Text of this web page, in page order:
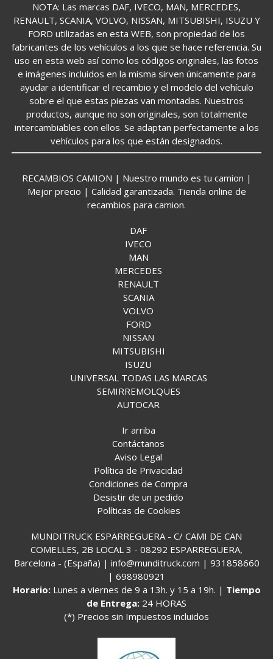
NOTA: Las marcas DAF, IVECO, MAN, MERCEDES,
RENAULT, SCANIA, VOLVO, NISSAN, MITSUBISHI, ISUZU Y
FORD utilizadas en esta WEB, son propiedad de los
fabricantes de los vehículos a los que se hace referencia. Su
uso en esta web así como los códigos originales, las fotos
e imágenes incluidos en la misma sirven únicamente para
ayudar a identificar el recambio y el modelo del vehículo
sobre el que estas piezas van montadas. Nuestros
productos, aunque no son originales, son totalmente
intercambiables con ellos. Se adaptan perfectamente a los
vehículos para los que están designados.
RECAMBIOS CAMION | Nuestro mundo es tu camion |
Mejor precio | Calidad garantizada. Tienda online de
recambios para camion.
DAF
IVECO
MAN
MERCEDES
RENAULT
SCANIA
VOLVO
FORD
NISSAN
MITSUBISHI
ISUZU
UNIVERSAL TODAS LAS MARCAS
SEMIRREMOLQUES
AUTOCAR
Ir arriba
Contáctanos
Aviso Legal
Política de Privacidad
Condiciones de Compra
Desistir de un pedido
Políticas de Cookies
MUNDITRUCK ESPARREGUERA - C/ CAMI DE CAN
COMELLES, 2B LOCAL 3 - 08292 ESPARREGUERA,
Barcelona - (España) | info@munditruck.com | 931858660
| 698980921
Horario: Lunes a viernes de 9 a 13h. y 15 a 19h. | Tiempo
de Entrega: 24 HORAS
(*) Precios sin Impuestos incluidos